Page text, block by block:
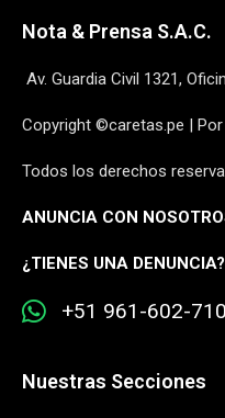
Nota & Prensa S.A.C.
Av. Guardia Civil 1321,
Copyright ©caretas.pe |
Todos los derechos
ANUNCIA CON
¿TIENES UNA
+51 961-602-710
Nuestras Secciones